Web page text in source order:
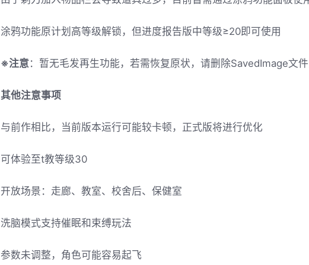
涂鸦功能原计划高等级解锁，但进度报告版中等级≥20即可使用
※注意：暂无毛发再生功能，若需恢复原状，请删除SavedImage文
其他注意事项
与前作相比，当前版本运行可能较卡顿，正式版将进行优化
可体验至t教等级30
开放场景：走廊、教室、校舍后、保健室
洗脑模式支持催眠和束缚玩法
参数未调整，角色可能容易起飞